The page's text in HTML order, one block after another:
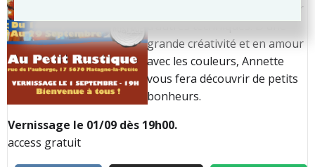
laisse la liberté de développer
d’autres techniques. D’une
grande créativité et en amour
avec les couleurs, Annette
vous fera découvrir de petits
bonheurs.
Vernissage le 01/09 dès 19h00.
access gratuit